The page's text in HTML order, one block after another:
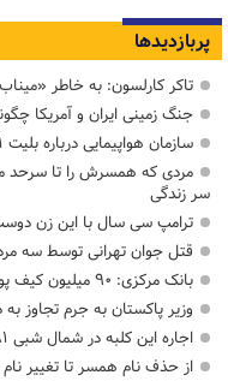
پربازدیدها
تاکر کارلسون: به خاطر
جنگ زمینی ایران و آمریکا
سازمان هواپیمایی درباره بلیت ۲۱ میلیونی تهران - اصفهان توضیح داد
مردی که همسرش را تا سرحد
سر زندگی
ترامپ سی سال با این زن
قتل جوان تهرانی توسط سه
بانک مرکزی: ۹۰ میلیون کیف پول برای ایرانی ها ساخته شد
وزیر پاکستان به جرم تجاوز
اجاره این کلبه در شمال شبی ۸۱ میلیون تومان است
از حذف نام همسر تا تغییر